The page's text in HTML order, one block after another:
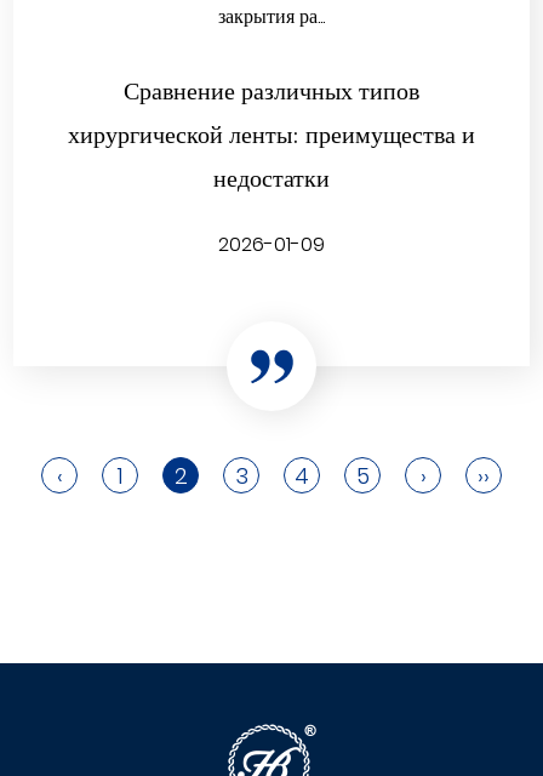
закрытия ра...
Сравнение различных типов
хирургической ленты: преимущества и
недостатки
2026-01-09
‹ 1 2 3 4 5 › ››